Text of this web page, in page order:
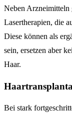
Neben Arzneimitteln
Lasertherapien, die
Diese können als
sein, ersetzen aber
Haar.
Bei stark